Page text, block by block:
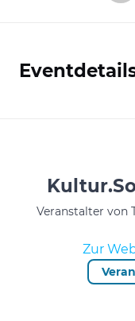
Veranstalter von
Zur